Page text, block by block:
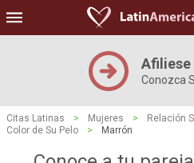
Afiliese
Conozca
Citas Latinas > Mujeres > Relación
Color de Su Pelo
> Marrón